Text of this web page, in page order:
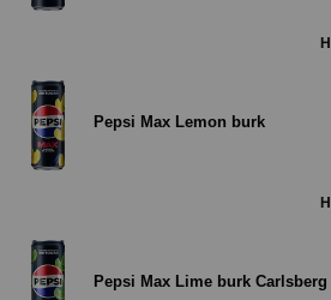
Pepsi Max Lemon burk
Pepsi Max Lime burk Carlsberg